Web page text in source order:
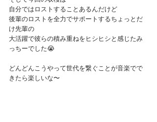
自分ではロストすることあるんだけど
後輩のロストを全力でサポートするちょっとだ
け先輩の
大活躍で彼らの積み重ねをヒシヒシと感じたみ
っちーでした😭
どんどんこうやって世代を繋ぐことが音楽でで
きたら楽しいな〜